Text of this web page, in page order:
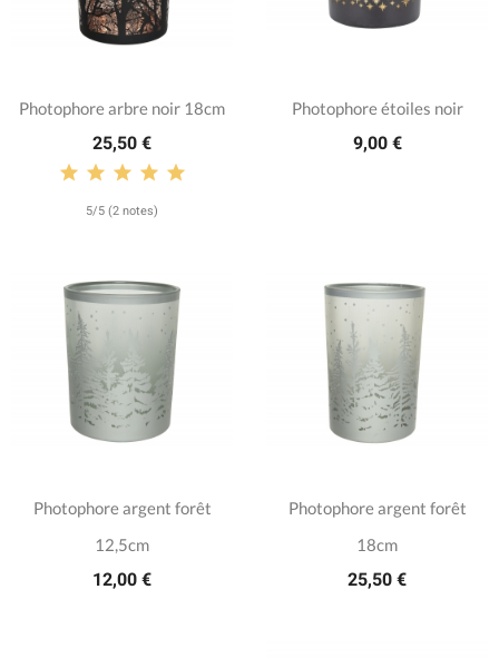
Photophore arbre noir 18cm
25,50 €
5/5 (2 notes)
Photophore étoiles noir
9,00 €
Photophore argent forêt
12,5cm
12,00 €
Photophore argent forêt
18cm
25,50 €